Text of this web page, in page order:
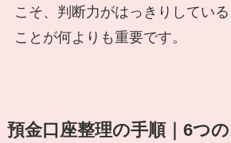
こそ、判断力がはっきりしてい
ことが何よりも重要です。
預金口座整理の手順｜6つ